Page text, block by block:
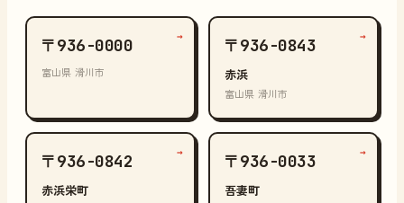
〒936-0000
富山県 滑川市
→ 〒936-0843
赤浜
富山県 滑川市
→
〒936-0842
赤浜栄町
→ 〒936-0033
吾妻町
→